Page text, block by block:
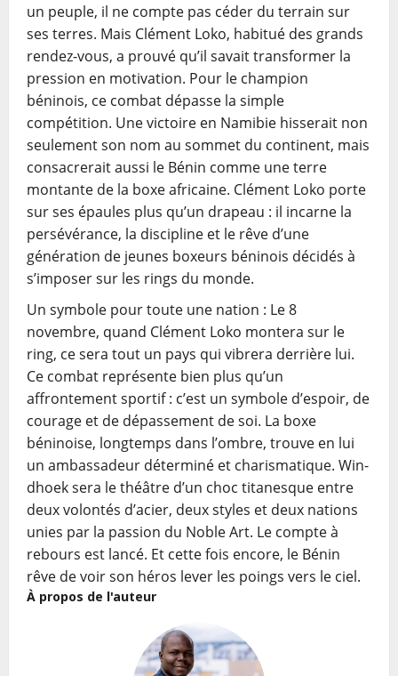
un peuple, il ne compte pas céder du terrain sur
ses terres. Mais Clément Loko, habitué des grands
rendez-vous, a prouvé qu’il savait transformer la
pression en motivation. Pour le champion
béninois, ce combat dépasse la simple
compétition. Une victoire en Namibie hisserait non
seulement son nom au sommet du continent, mais
consacrerait aussi le Bénin comme une terre
montante de la boxe africaine. Clément Loko porte
sur ses épaules plus qu’un drapeau : il incarne la
persévérance, la discipline et le rêve d’une
génération de jeunes boxeurs béninois décidés à
s’imposer sur les rings du monde.
Un symbole pour toute une nation : Le 8
novembre, quand Clément Loko montera sur le
ring, ce sera tout un pays qui vibrera derrière lui.
Ce combat représente bien plus qu’un
affrontement sportif : c’est un symbole d’espoir, de
courage et de dépassement de soi. La boxe
béninoise, longtemps dans l’ombre, trouve en lui
un ambassadeur déterminé et charismatique. Win­
dh­oek sera le théâtre d’un choc titanesque entre
deux volontés d’acier, deux styles et deux nations
unies par la passion du Noble Art. Le compte à
rebours est lancé. Et cette fois encore, le Bénin
rêve de voir son héros lever les poings vers le ciel.
À propos de l'auteur